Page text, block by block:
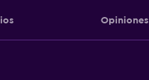
Opiniones